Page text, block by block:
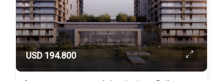
USD 194.800